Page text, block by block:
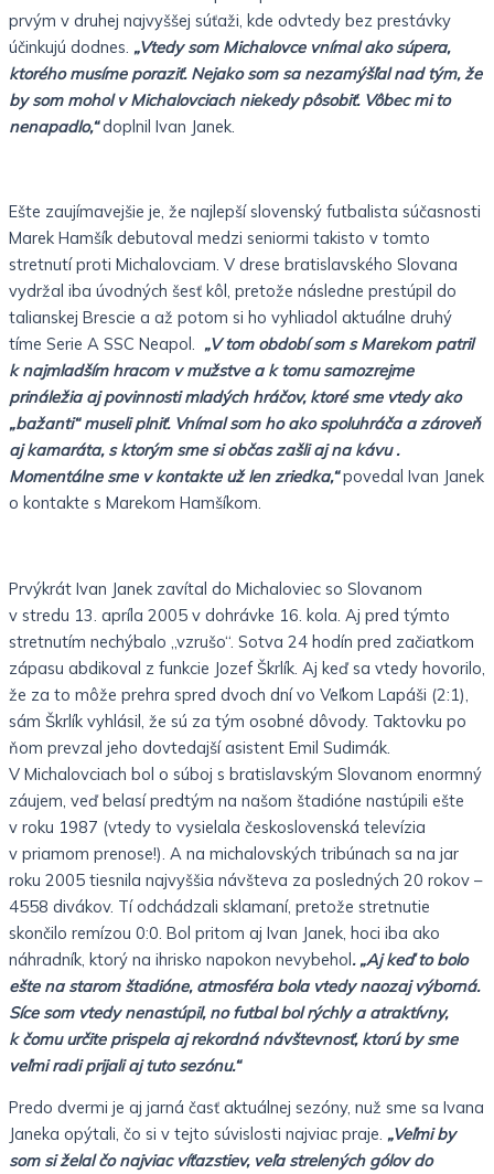
prvým v druhej najvyššej súťaži, kde odvtedy bez prestávky
účinkujú dodnes. „Vtedy som Michalovce vnímal ako súpera,
ktorého musíme poraziť. Nejako som sa nezamýšľal nad tým, že
by som mohol v Michalovciach niekedy pôsobiť. Vôbec mi to
nenapadlo,“doplnil Ivan Janek.
Ešte zaujímavejšie je, že najlepší slovenský futbalista súčasnosti
Marek Hamšík debutoval medzi seniormi takisto v tomto
stretnutí proti Michalovciam. V drese bratislavského Slovana
vydržal iba úvodných šesť kôl, pretože následne prestúpil do
talianskej Brescie a až potom si ho vyhliadol aktuálne druhý
tíme Serie A SSC Neapol. „V tom období som s Marekom patril
k najmladším hracom v mužstve a k tomu samozrejme
prináležia aj povinnosti mladých hráčov, ktoré sme vtedy ako
„bažanti“ museli plniť. Vnímal som ho ako spoluhráča a zároveň
aj kamaráta, s ktorým sme si občas zašli aj na kávu .
Momentálne sme v kontakte už len zriedka,“povedal Ivan Janek
o kontakte s Marekom Hamšíkom.
Prvýkrát Ivan Janek zavítal do Michaloviec so Slovanom
v stredu 13. apríla 2005 v dohrávke 16. kola. Aj pred týmto
stretnutím nechýbalo „vzrušo“. Sotva 24 hodín pred začiatkom
zápasu abdikoval z funkcie Jozef Škrlík. Aj keď sa vtedy hovorilo,
že za to môže prehra spred dvoch dní vo Veľkom Lapáši (2:1),
sám Škrlík vyhlásil, že sú za tým osobné dôvody. Taktovku po
ňom prevzal jeho dovtedajší asistent Emil Sudimák.
V Michalovciach bol o súboj s bratislavským Slovanom enormný
záujem, veď belasí predtým na našom štadióne nastúpili ešte
v roku 1987 (vtedy to vysielala československá televízia
v priamom prenose!). A na michalovských tribúnach sa na jar
roku 2005 tiesnila najvyššia návšteva za posledných 20 rokov –
4558 divákov. Tí odchádzali sklamaní, pretože stretnutie
skončilo remízou 0:0. Bol pritom aj Ivan Janek, hoci iba ako
náhradník, ktorý na ihrisko napokon nevybehol. „Aj keď to bolo
ešte na starom štadióne, atmosféra bola vtedy naozaj výborná.
Síce som vtedy nenastúpil, no futbal bol rýchly a atraktívny,
k čomu určite prispela aj rekordná návštevnosť, ktorú by sme
veľmi radi prijali aj tuto sezónu.“
Predo dvermi je aj jarná časť aktuálnej sezóny, nuž sme sa Ivana
Janeka opýtali, čo si v tejto súvislosti najviac praje. „Veľmi by
som si želal čo najviac víťazstiev, veľa strelených gólov do